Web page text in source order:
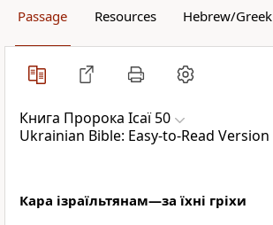
Passage Resources Hebrew/Greek
Книга Пророка Ісаї 50
Ukrainian Bible: Easy-to-Read Version
Кара ізраїльтянам—за їхні гріхи